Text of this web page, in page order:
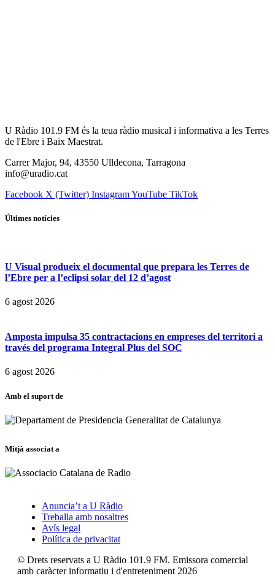
U Ràdio 101.9 FM és la teua ràdio musical i informativa a les Terres
de l'Ebre i Baix Maestrat.
Carrer Major, 94, 43550 Ulldecona, Tarragona
info@uradio.cat
Facebook X (Twitter) InstagramYouTube TikTok
Últimes notícies
U Visual produeix el documental que prepara les Terres de
l’Ebre per a l’eclipsi solar del 12 d’agost
6 agost 2026
Amposta impulsa 35 contractacions en empreses del territori a
través del programa Integral Plus del SOC
6 agost 2026
Amb el suport de
Mitjà associat a
Anuncia’t a U Ràdio
Treballa amb nosaltres
Avís legal
Política de privacitat
© Drets reservats a U Ràdio 101.9 FM. Emissora comercial
amb caràcter informatiu i d'entreteniment 2026